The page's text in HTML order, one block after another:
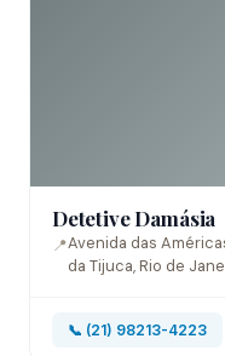
Detetive Damásia
📍Avenida das
da Tijuca, Rio de
📞 (21) 98213-4223